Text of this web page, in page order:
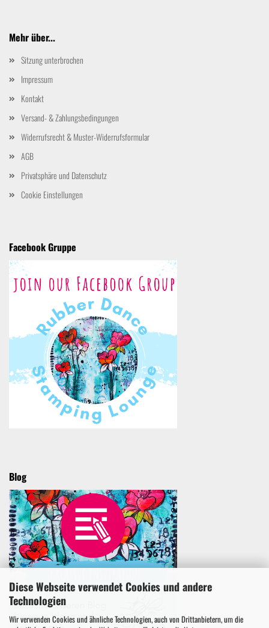
Diese Webseite verwendet Cookies und andere
Technologien
Wir verwenden Cookies und ähnliche Technologien, auch von Drittanbietern, um die
Mehr über...
Sitzung unterbrochen
Impressum
Kontakt
Versand- & Zahlungsbedingungen
Widerrufsrecht & Muster-Widerrufsformular
AGB
Privatsphäre und Datenschutz
Cookie Einstellungen
Facebook Gruppe
Blog